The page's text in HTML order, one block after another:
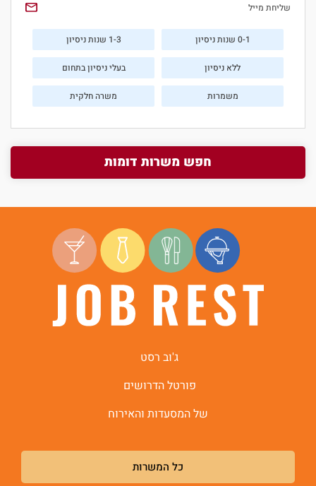
שליחת מייל
0-1 שנות ניסיון 1-3 שנות ניסיון
ללא ניסיון בעלי ניסיון בתחום
משמרות משרה חלקית
חפש משרות דומות
ג'וב רסט
פורטל הדרושים
של המסעדות והאירוח
כל המשרות